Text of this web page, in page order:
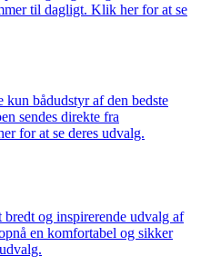
til dagligt. Klik her for at se
bådudstyr af den bedste
sendes direkte fra
for at se deres udvalg.
og inspirerende udvalg af
en komfortabel og sikker